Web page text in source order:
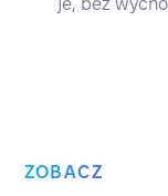
je, bez
ZOBACZ